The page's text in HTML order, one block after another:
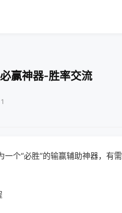
赢神器-胜率交流
个“必胜”的输赢辅助神器，有需